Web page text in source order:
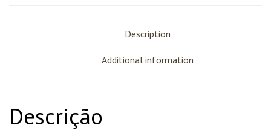
Description
Additional information
Descrição